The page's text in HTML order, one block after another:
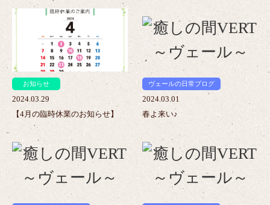
お知らせ
2024.03.29
【4月の臨時休業のお知らせ】
ヴェールの日常ブログ
2024.03.01
春よ来い♪
>